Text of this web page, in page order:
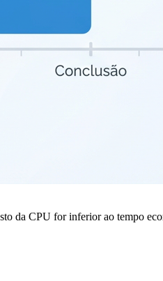
da CPU for inferior ao tempo